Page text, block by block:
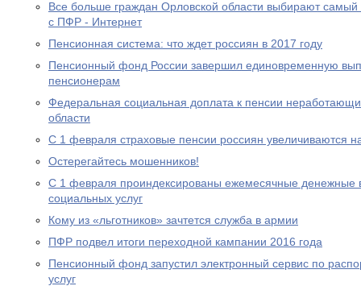
Все больше граждан Орловской области выбирают
с ПФР - Интернет
Пенсионная система: что ждет россиян в 2017 году
Пенсионный фонд России завершил единовременную
пенсионерам
Федеральная социальная доплата к пенсии
области
С 1 февраля страховые пенсии россиян увеличиваются
Остерегайтесь мошенников!
С 1 февраля проиндексированы ежемесячные денежные
социальных услуг
Кому из «льготников» зачтется служба в армии
ПФР подвел итоги переходной кампании 2016 года
Пенсионный фонд запустил электронный сервис по
услуг